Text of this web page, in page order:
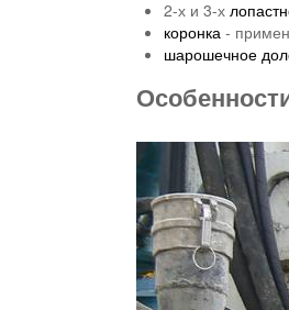
2-х и 3-х
коронка -
шарошечное